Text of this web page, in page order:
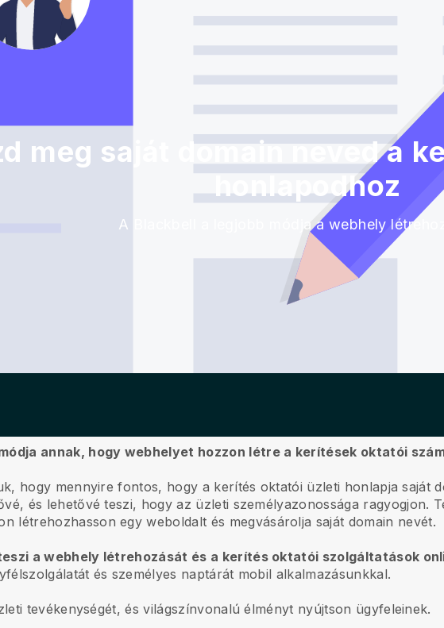
meg saját domain neved a
honlapodhoz
A Blackbell a legjobb módja a webhely
annak, hogy webhelyet hozzon létre a kerítések oktatói
hogy mennyire fontos, hogy a kerítés oktatói üzleti honlapja saját
és lehetővé teszi, hogy az üzleti személyazonossága ragyogjon.
létrehozhasson egy weboldalt és megvásárolja saját domain nevét.
a webhely létrehozását és a kerítés oktatói szolgáltatások
és személyes naptárát mobil alkalmazásunkkal.
tevékenységét, és világszínvonalú élményt nyújtson ügyfeleinek.